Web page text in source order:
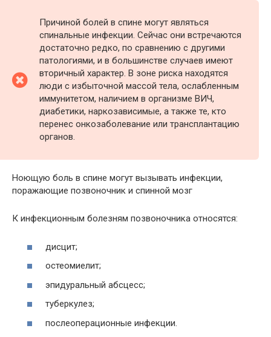
Причиной болей в спине могут являться
спинальные инфекции. Сейчас они встречаются
достаточно редко, по сравнению с другими
патологиями, и в большинстве случаев имеют
вторичный характер. В зоне риска находятся
люди с избыточной массой тела, ослабленным
иммунитетом, наличием в организме ВИЧ,
диабетики, наркозависимые, а также те, кто
перенес онкозаболевание или трансплантацию
органов.
Ноющую боль в спине могут вызывать инфекции,
поражающие позвоночник и спинной мозг
К инфекционным болезням позвоночника относятся:
дисцит;
остеомиелит;
эпидуральный абсцесс;
туберкулез;
послеоперационные инфекции.